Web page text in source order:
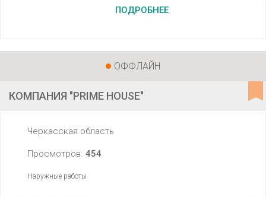
ПОДРОБНЕЕ
ОФФЛАЙН
КОМПАНИЯ "PRIME HOUSE"
Черкасская область
Просмотров: 454
Наружные работы